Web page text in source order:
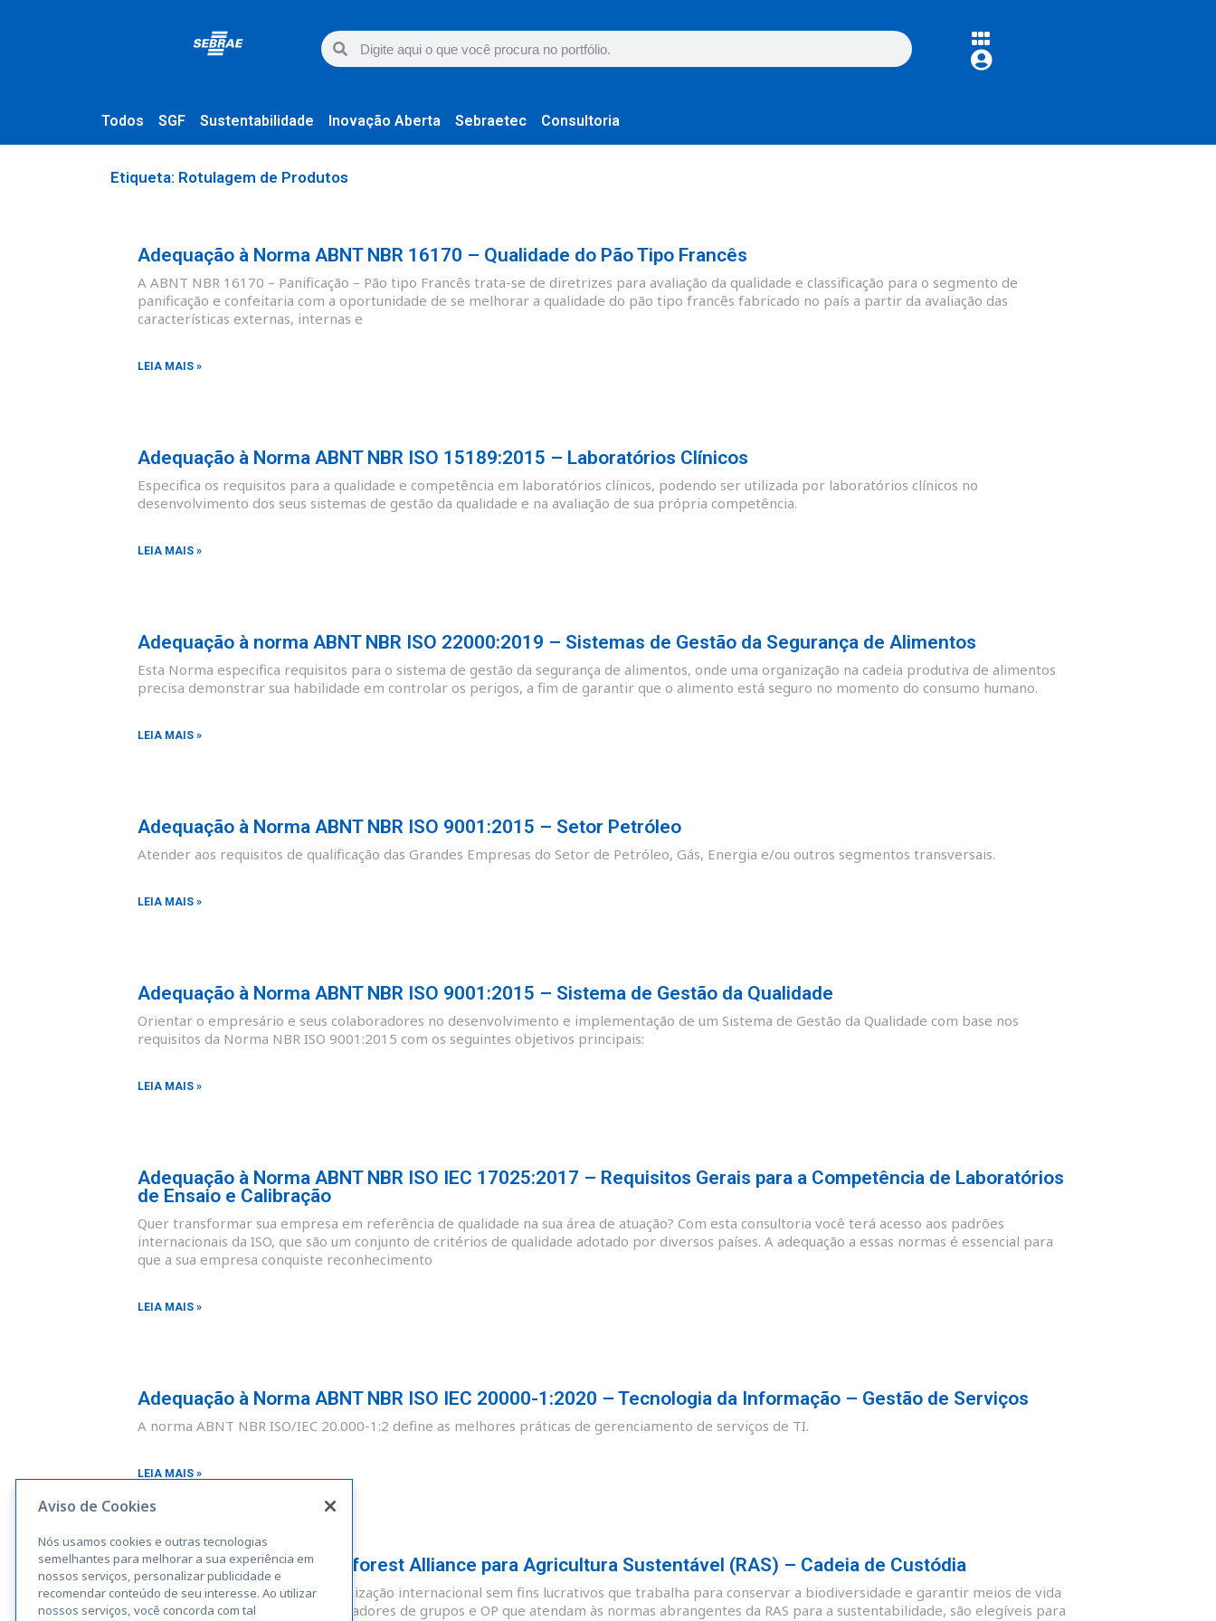
Todos SGF Sustentabilidade Inovação Aberta Sebraetec Consultoria
Etiqueta: Rotulagem de Produtos
Adequação à Norma ABNT NBR 16170 – Qualidade do Pão Tipo Francês
A ABNT NBR 16170 – Panificação – Pão tipo Francês trata-se de diretrizes para avaliação da qualidade e classificação para o segmento de
panificação e confeitaria com a oportunidade de se melhorar a qualidade do pão tipo francês fabricado no país a partir da avaliação das
características externas, internas e
LEIA MAIS »
Adequação à Norma ABNT NBR ISO 15189:2015 – Laboratórios Clínicos
Especifica os requisitos para a qualidade e competência em laboratórios clínicos, podendo ser utilizada por laboratórios clínicos no
desenvolvimento dos seus sistemas de gestão da qualidade e na avaliação de sua própria competência.
LEIA MAIS »
Adequação à norma ABNT NBR ISO 22000:2019 – Sistemas de Gestão da Segurança de Alimentos
Esta Norma especifica requisitos para o sistema de gestão da segurança de alimentos, onde uma organização na cadeia produtiva de alimentos
precisa demonstrar sua habilidade em controlar os perigos, a fim de garantir que o alimento está seguro no momento do consumo humano.
LEIA MAIS »
Adequação à Norma ABNT NBR ISO 9001:2015 – Setor Petróleo
Atender aos requisitos de qualificação das Grandes Empresas do Setor de Petróleo, Gás, Energia e/ou outros segmentos transversais.
LEIA MAIS »
Adequação à Norma ABNT NBR ISO 9001:2015 – Sistema de Gestão da Qualidade
Orientar o empresário e seus colaboradores no desenvolvimento e implementação de um Sistema de Gestão da Qualidade com base nos
requisitos da Norma NBR ISO 9001:2015 com os seguintes objetivos principais:
LEIA MAIS »
Adequação à Norma ABNT NBR ISO IEC 17025:2017 – Requisitos Gerais para a Competência de Laboratórios
de Ensaio e Calibração
Quer transformar sua empresa em referência de qualidade na sua área de atuação? Com esta consultoria você terá acesso aos padrões
internacionais da ISO, que são um conjunto de critérios de qualidade adotado por diversos países. A adequação a essas normas é essencial para
que a sua empresa conquiste reconhecimento
LEIA MAIS »
Adequação à Norma ABNT NBR ISO IEC 20000-1:2020 – Tecnologia da Informação – Gestão de Serviços
A norma ABNT NBR ISO/IEC 20.000-1:2 define as melhores práticas de gerenciamento de serviços de TI.
LEIA MAIS »
Adequação à Norma Rainforest Alliance para Agricultura Sustentável (RAS) – Cadeia de Custódia
A Rainforest Alliance é uma organização internacional sem fins lucrativos que trabalha para conservar a biodiversidade e garantir meios de vida
sustentáveis. Fazendas, administradores de grupos e OP que atendam às normas abrangentes da RAS para a sustentabilidade, são elegíveis para
Aviso de Cookies
Nós usamos cookies e outras tecnologias
semelhantes para melhorar a sua experiência em
nossos serviços, personalizar publicidade e
recomendar conteúdo de seu interesse. Ao utilizar
nossos serviços, você concorda com tal